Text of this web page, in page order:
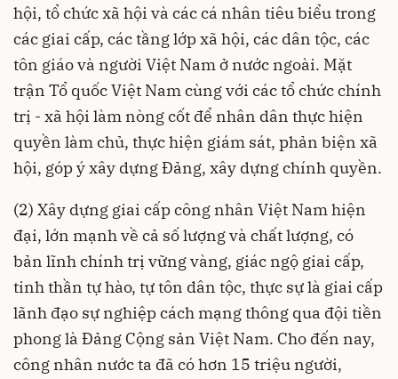
hội, tổ chức xã hội và các cá nhân tiêu biểu trong
các giai cấp, các tầng lớp xã hội, các dân tộc, các
tôn giáo và người Việt Nam ở nước ngoài. Mặt
trận Tổ quốc Việt Nam cùng với các tổ chức chính
trị - xã hội làm nòng cốt để nhân dân thực hiện
quyền làm chủ, thực hiện giám sát, phản biện xã
hội, góp ý xây dựng Đảng, xây dựng chính quyền.
(2) Xây dựng giai cấp công nhân Việt Nam hiện
đại, lớn mạnh về cả số lượng và chất lượng, có
bản lĩnh chính trị vững vàng, giác ngộ giai cấp,
tinh thần tự hào, tự tôn dân tộc, thực sự là giai cấp
lãnh đạo sự nghiệp cách mạng thông qua đội tiền
phong là Đảng Cộng sản Việt Nam. Cho đến nay,
công nhân nước ta đã có hơn 15 triệu người,